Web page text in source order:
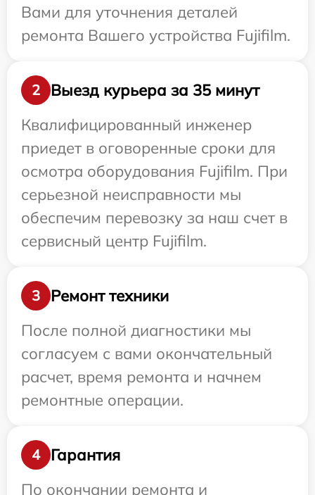
Вами для уточнения деталей
ремонта Вашего устройства Fujifilm.
2
Выезд курьера за 35 минут
Квалифицированный инженер
приедет в оговоренные сроки для
осмотра оборудования Fujifilm. При
серьезной неисправности мы
обеспечим перевозку за наш счет в
сервисный центр Fujifilm.
3
Ремонт техники
После полной диагностики мы
согласуем с вами окончательный
расчет, время ремонта и начнем
ремонтные операции.
4
Гарантия
По окончании ремонта и